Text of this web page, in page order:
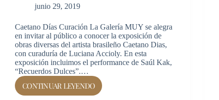
junio 29, 2019
Caetano Días Curación La Galería MUY se alegra
en invitar al público a conocer la exposición de
obras diversas del artista brasileño Caetano Dias,
con curaduría de Luciana Accioly. En esta
exposición incluimos el performance de Saúl Kak,
“Recuerdos Dulces”.…
CONTINUAR LEYENDO